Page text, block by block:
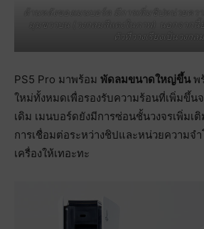
ด้านหลังของเมนบอร์ด มีการเพิ่มชิปหน่วยคว
มุมขวาบน (วงกลมสีแดงในภาพ) นอกจากนี้
ตัวที่วางเรียงเป็นวงกลม
PS5 Pro มาพร้อม พัดลมขนาดใหญ่ขึ้นพ
ใหม่ทั้งหมดเพื่อรองรับความร้อนที่เพิ่มขึ้น
เดิม เมนบอร์ดยังมีการซ่อนชั้นวงจรเพิ่มเ
การเชื่อมต่อระหว่างชิปและหน่วยความจ
เครื่องให้เทอะทะ